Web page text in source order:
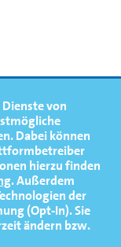
von
Dabei können
hierzu finden
. Außerdem
der
(Opt-In). Sie
ändern bzw.